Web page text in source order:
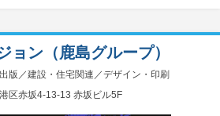
版／建設・住宅関連／デザイン・印刷
区赤坂4-13-13 赤坂ビル5F
ョン（鹿島グループ）